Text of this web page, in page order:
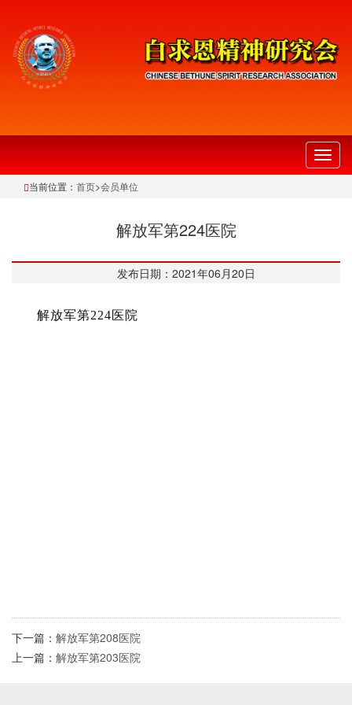
切
换
当前位置： 首页>会员单位
解放军第224医院
发布日期：2021年06月20日
解放军第224医院
下一篇： 解放军第208医院
上一篇： 解放军第203医院